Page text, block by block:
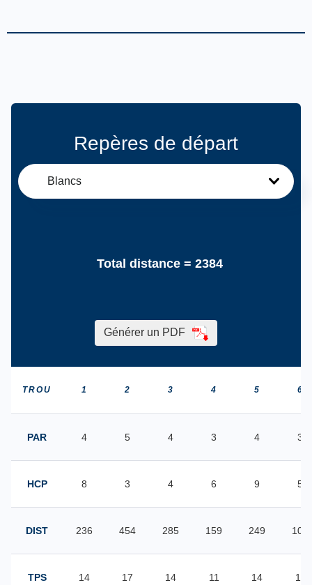
Repères de départ
Blancs
Total distance = 2384
Générer un PDF
TROU 1 2 3 4 5 6
PAR 4 5 4 3 4 3
HCP 8 3 4 6 9 5
DIST 236 454 285 159 249 100
TPS 14 17 14 11 14 11